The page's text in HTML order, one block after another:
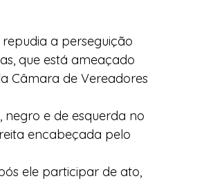
a perseguição
que está ameaçado
Câmara de Vereadores
e de esquerda no
encabeçada pelo
ele participar de ato,